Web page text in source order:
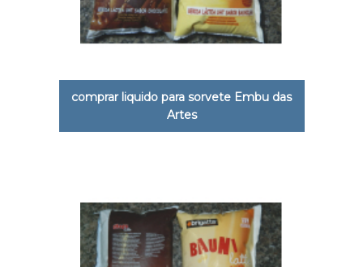
comprar liquido para sorvete Embu das
Artes